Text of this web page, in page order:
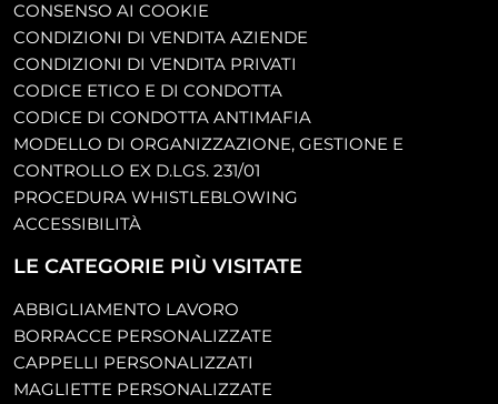
CONSENSO AI COOKIE
CONDIZIONI DI VENDITA AZIENDE
CONDIZIONI DI VENDITA PRIVATI
CODICE ETICO E DI CONDOTTA
CODICE DI CONDOTTA ANTIMAFIA
MODELLO DI ORGANIZZAZIONE, GESTIONE E
CONTROLLO EX D.LGS. 231/01
PROCEDURA WHISTLEBLOWING
ACCESSIBILITÀ
LE CATEGORIE PIÙ VISITATE
ABBIGLIAMENTO LAVORO
BORRACCE PERSONALIZZATE
CAPPELLI PERSONALIZZATI
MAGLIETTE PERSONALIZZATE